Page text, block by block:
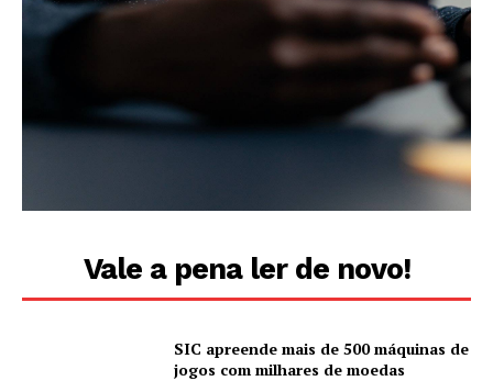
Vale a pena ler de novo!
SIC apreende mais de 500 máquinas de
jogos com milhares de moedas